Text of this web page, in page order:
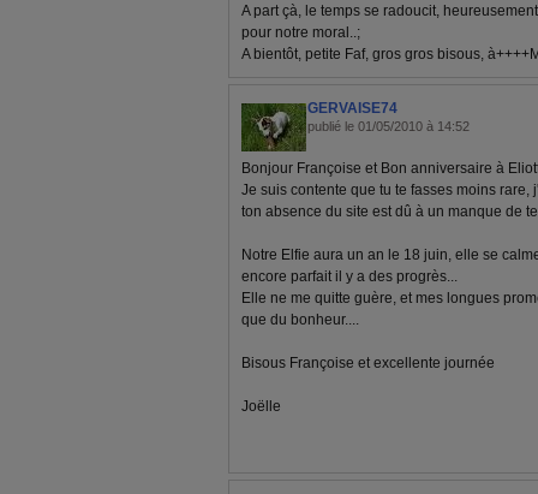
A part çà, le temps se radoucit,
pour notre moral..;
A bientôt, petite Faf, gros gros bisous,
GERVAISE74
publié le 01/05/2010 à 14:52
Bonjour Françoise et Bon anniversaire à
Je suis contente que tu te fasses moins rare,
ton absence du site est dû à un manque de
Notre Elfie aura un an le 18 juin, elle se
encore parfait il y a des progrès...
Elle ne me quitte guère, et mes longues
que du bonheur....
Bisous Françoise et excellente journée
Joëlle